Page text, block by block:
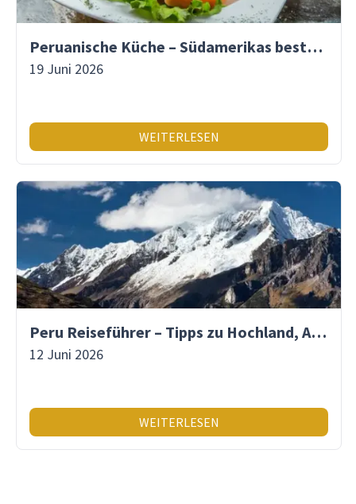
Peruanische Küche – Südamerikas beste Gastronomie
19 Juni 2026
WEITERLESEN
Peru Reiseführer – Tipps zu Hochland, Amazonas & Inka-Erbe
12 Juni 2026
WEITERLESEN